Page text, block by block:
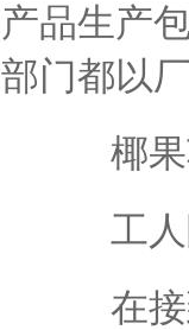
产品生产
部门都以
椰果
工人
在接到